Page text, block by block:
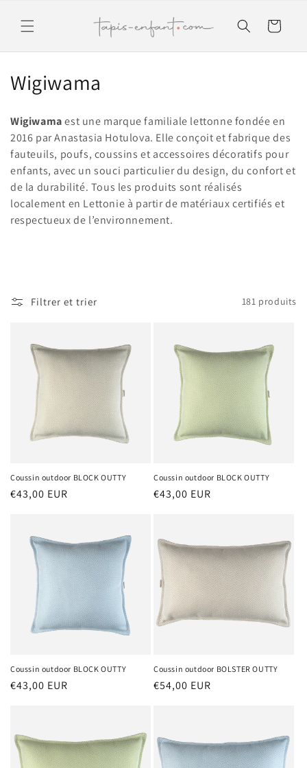
au
Panier
C
l
l
e
c
o
Wigiwama
Wigiwamaest une marque familiale lettonne fondée en
2016 par Anastasia Hotulova. Elle conçoit et fabrique des
fauteuils, poufs, coussins et accessoires décoratifs pour
enfants, avec un souci particulier du design, du confort et
de la durabilité. Tous les produits sont réalisés
localement en Lettonie à partir de matériaux certifiés et
respectueux de l’environnement.
Filtrer et trier 181 produits
Coussin outdoor BLOCK OUTTY
Prix
€43,00 EUR
Coussin outdoor BLOCK OUTTY
Prix
€43,00 EUR
Coussin outdoor BLOCK OUTTY
Prix
€43,00 EUR
Coussin outdoor BOLSTER OUTTY
Prix
€54,00 EUR